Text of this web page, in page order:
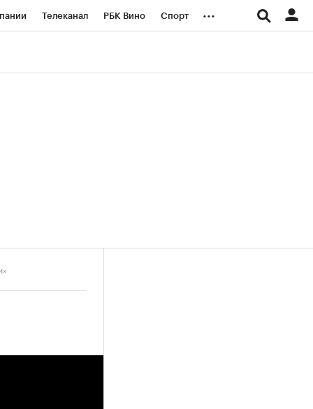
Телеканал РБК Вино Спорт ...